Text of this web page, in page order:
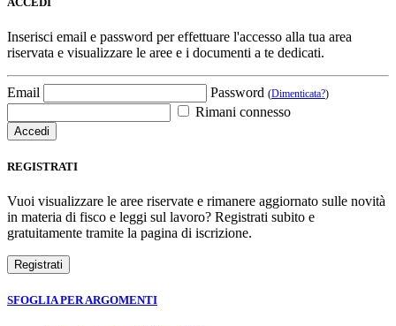
Inserisci email e password per effettuare l'accesso alla tua area
riservata e visualizzare le aree e i documenti a te dedicati.
Email Password (Dimenticata?)
Rimani connesso
REGISTRATI
Vuoi visualizzare le aree riservate e rimanere aggiornato sulle novità
in materia di fisco e leggi sul lavoro? Registrati subito e
gratuitamente tramite la pagina di iscrizione.
SFOGLIA PER ARGOMENTI